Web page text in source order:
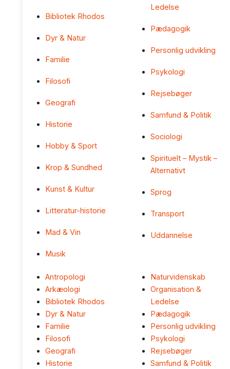
Bibliotek Rhodos
Dyr & Natur
Familie
Filosofi
Geografi
Historie
Hobby & Sport
Krop & Sundhed
Kunst & Kultur
Litteratur-historie
Mad & Vin
Musik
Ledelse
Pædagogik
Personlig udvikling
Psykologi
Rejsebøger
Samfund & Politik
Sociologi
Spirituelt – Mystik –
Alternativt
Sprog
Transport
Uddannelse
Antropologi
Arkæologi
Bibliotek Rhodos
Dyr & Natur
Familie
Filosofi
Geografi
Historie
Naturvidenskab
Organisation &
Ledelse
Pædagogik
Personlig udvikling
Psykologi
Rejsebøger
Samfund & Politik